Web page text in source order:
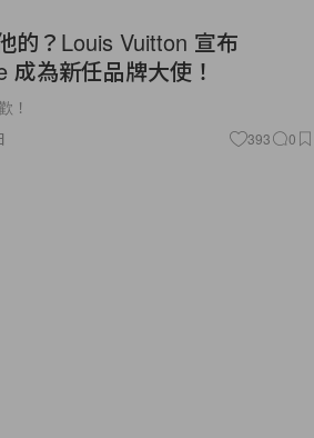
的？Louis Vuitton 宣布
為新任品牌大使！
！
393 0